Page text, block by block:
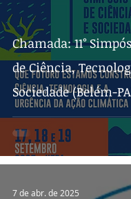
Chamada: 11°
de Ciência,
Sociedade (Belém-
7 de abr. de 2025